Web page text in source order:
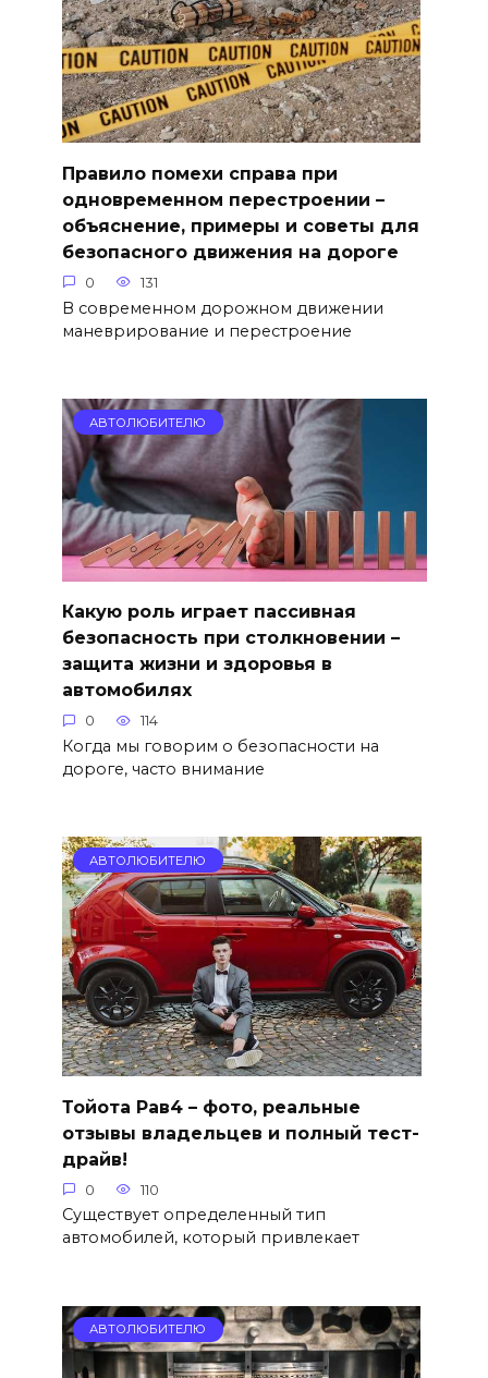
Правило помехи справа при
одновременном перестроении –
объяснение, примеры и советы для
безопасного движения на дороге
0 131
В современном дорожном движении
маневрирование и перестроение
АВТОЛЮБИТЕЛЮ
Какую роль играет пассивная
безопасность при столкновении –
защита жизни и здоровья в
автомобилях
0 114
Когда мы говорим о безопасности на
дороге, часто внимание
АВТОЛЮБИТЕЛЮ
Тойота Рав4 – фото, реальные
отзывы владельцев и полный тест-
драйв!
0 110
Существует определенный тип
автомобилей, который привлекает
АВТОЛЮБИТЕЛЮ